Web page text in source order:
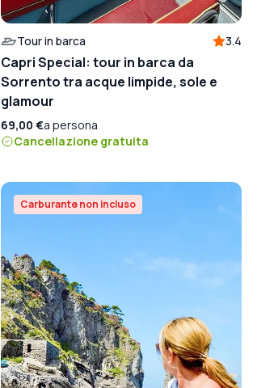
Tour in barca 3.4
Capri Special: tour in barca da
Sorrento tra acque limpide, sole e
glamour
69,00 €a persona
Cancellazione gratuita
Carburante non incluso